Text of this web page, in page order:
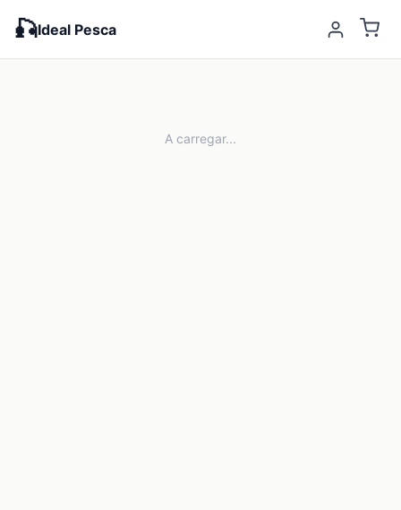
🎣Ideal Pesca
A carregar...